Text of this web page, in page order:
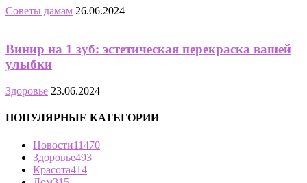
Советы дамам 26.06.2024
Винир на 1 зуб: эстетическая перекраска вашей
улыбки
Здоровье 23.06.2024
ПОПУЛЯРНЫЕ КАТЕГОРИИ
Новости11470
Здоровье493
Красота414